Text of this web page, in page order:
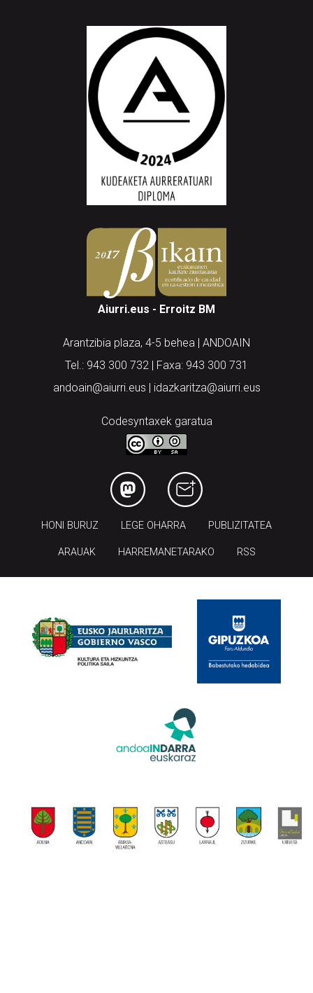
Aiurri.eus - Erroitz BM
Arantzibia plaza, 4-5 behea | ANDOAIN
Tel.: 943 300 732 | Faxa: 943 300 731
andoain@aiurri.eus | idazkaritza@aiurri.eus
Codesyntaxek garatua
HONI BURUZ LEGE OHARRA PUBLIZITATEA
ARAUAK HARREMANETARAKO RSS